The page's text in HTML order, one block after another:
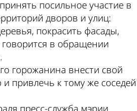
посильное участие в
дворов и улиц:
покрасить фасады,
в обращении
горожанина внести свой
привлечь к тому же соседей
пресс-служба мэрии